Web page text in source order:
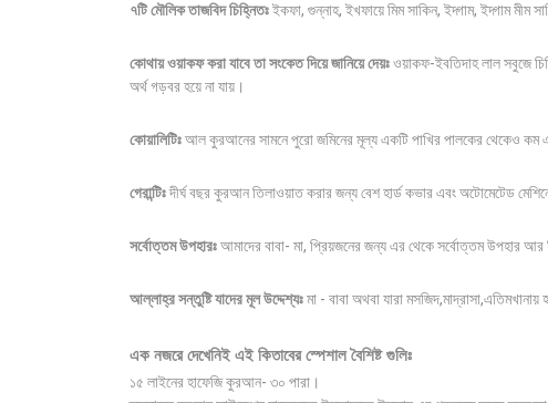
৭টি মৌলিক তাজবিদ চিহ্নিতঃইকফা, গুন্নাহ, ইখফায়ে মিম সাকিন, ইদ্গাম, ইদ্গাম মীম
কোথায় ওয়াকফ করা যাবে তা সংকেত দিয়ে জানিয়ে দেয়ঃওয়াকফ-ইবতিদাহ লাল সবুজে
অর্থ গড়বর হয়ে না যায়।
কোয়ালিটিঃআল কুরআনের সামনে পুরো জমিনের মূল্য একটি পাখির পালকের থেকেও কম
গেরান্টিঃদীর্ঘ বছর কুরআন তিলাওয়াত করার জন্য বেশ হার্ড কভার এবং অটোমেটেড মেশিনে
সর্বোত্তম উপহারঃআমাদের বাবা- মা, প্রিয়জনের জন্য এর থেকে সর্বোত্তম উপহার আর
আল্লাহ্‌র সন্তুষ্টি যাদের মূল উদ্দেশ্যঃমা - বাবা অথবা যারা
এক নজরে দেখেনিই এই কিতাবের স্পেশাল বৈশিষ্ট গুলিঃ
১৫ লাইনের হাফেজি কুরআন- ৩০ পারা।